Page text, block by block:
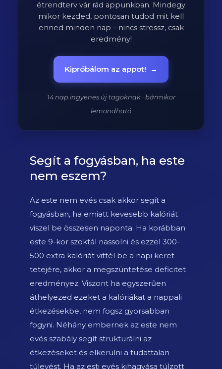
étrendterv vár rád appunkban. Mindegy
mikor kezded, pontosan tudod mit kell
enned minden nap – nincs stressz, csak
eredmény!
Kipróbálom az appot! →
14 nap ingyenes új tagoknak · bármikor
lemondható
Segít a fogyásban, ha este
nem eszem?
Az este nem evés csak akkor segít a
fogyásban, ha emiatt kevesebb kalóriát
viszel be összesen naponta. Ha korábban
este 9-kor szoktál nassolni és ezzel 300-
500 extra kalóriát vittél be a napi keret
tetejére, akkor a megszüntetése deficitet
eredményez. Viszont ha egyszerűen
áthelyezed ezeket a kalóriákat a nappali
étkezésekbe, nem fogsz gyorsabban
fogyni. Néhány embernek az este nem
evés szabály segít strukturálni az
étkezéseket és elkerülni a tudattalan
túlevést. Ha az esti evés kihagyása túlzott